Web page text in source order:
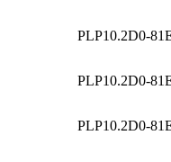
PLP10.2D0-
PLP10.2D0-
PLP10.2D0-